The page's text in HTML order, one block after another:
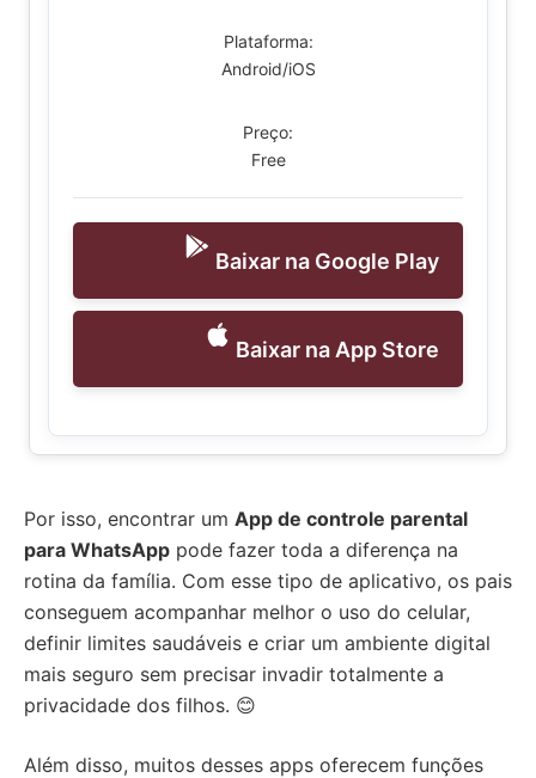
Plataforma:
Android/iOS
Preço:
Free
Baixar na Google Play
Baixar na App Store
Por isso, encontrar um App de controle parental
para WhatsApp pode fazer toda a diferença na
rotina da família. Com esse tipo de aplicativo, os pais
conseguem acompanhar melhor o uso do celular,
definir limites saudáveis e criar um ambiente digital
mais seguro sem precisar invadir totalmente a
privacidade dos filhos. 😊
Além disso, muitos desses apps oferecem funções